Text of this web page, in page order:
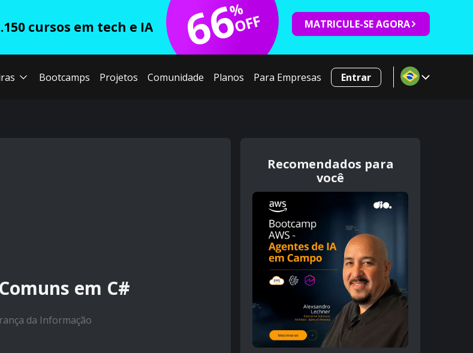
cursos em tech e IA 66
%
OFF MATRICULE-SE AGORA
Bootcamps Projetos Comunidade Planos Para Empresas Entrar
em C#
da Informação
Recomendados para
você